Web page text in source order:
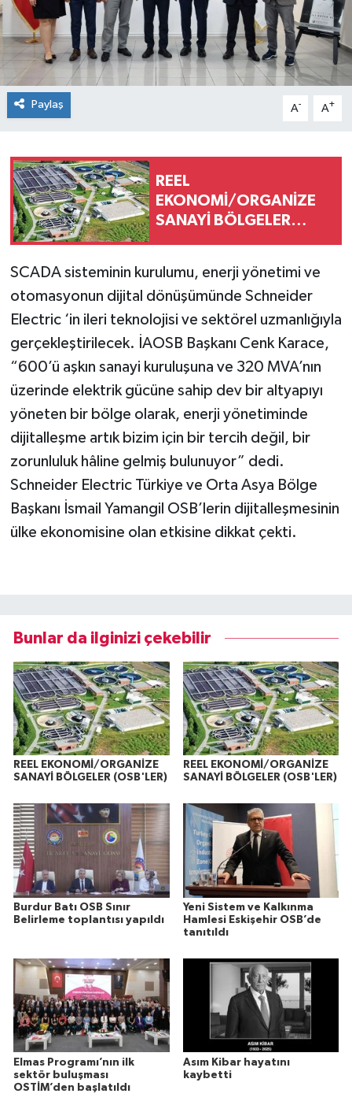
Paylaş A- A+
REEL
EKONOMİ/ORGANİZE
SANAYİ BÖLGELER
SCADA sisteminin kurulumu, enerji yönetimi ve
otomasyonun dijital dönüşümünde Schneider
Electric ‘in ileri teknolojisi ve sektörel uzmanlığıyla
gerçekleştirilecek. İAOSB Başkanı Cenk Karace,
“600’ü aşkın sanayi kuruluşuna ve 320 MVA’nın
üzerinde elektrik gücüne sahip dev bir altyapıyı
yöneten bir bölge olarak, enerji yönetiminde
dijitalleşme artık bizim için bir tercih değil, bir
zorunluluk hâline gelmiş bulunuyor” dedi.
Schneider Electric Türkiye ve Orta Asya Bölge
Başkanı İsmail Yamangil OSB’lerin dijitalleşmesinin
ülke ekonomisine olan etkisine dikkat çekti.
Bunlar da ilginizi çekebilir
REEL EKONOMİ/ORGANİZE
SANAYİ BÖLGELER (OSB'LER)
REEL EKONOMİ/ORGANİZE
SANAYİ BÖLGELER (OSB'LER)
Burdur Batı OSB Sınır
Belirleme toplantısı yapıldı
Yeni Sistem ve Kalkınma
Hamlesi Eskişehir OSB’de
tanıtıldı
Elmas Programı’nın ilk
sektör buluşması
OSTİM’den başlatıldı
Asım Kibar hayatını
kaybetti
YAŞAM